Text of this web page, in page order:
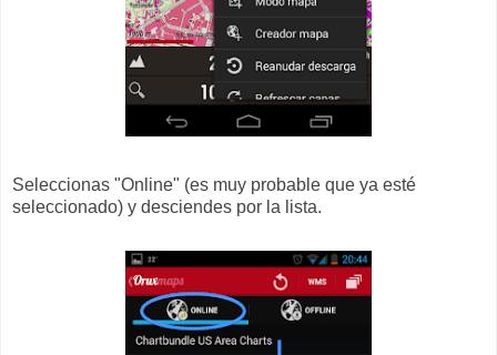
Seleccionas "Online" (es muy probable que ya esté
seleccionado) y desciendes por la lista.